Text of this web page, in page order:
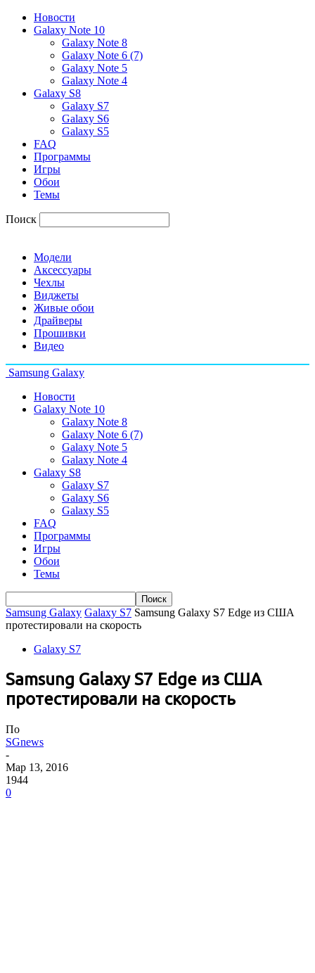
Новости
Galaxy Note 10
Galaxy Note 8
Galaxy Note 6 (7)
Galaxy Note 5
Galaxy Note 4
Galaxy S8
Galaxy S7
Galaxy S6
Galaxy S5
FAQ
Программы
Игры
Обои
Темы
Поиск
Модели
Аксессуары
Чехлы
Виджеты
Живые обои
Драйверы
Прошивки
Видео
Samsung Galaxy
Новости
Galaxy Note 10
Galaxy Note 8
Galaxy Note 6 (7)
Galaxy Note 5
Galaxy Note 4
Galaxy S8
Galaxy S7
Galaxy S6
Galaxy S5
FAQ
Программы
Игры
Обои
Темы
Samsung Galaxy Galaxy S7 Samsung Galaxy S7 Edge из США
протестировали на скорость
Galaxy S7
Samsung Galaxy S7 Edge из США
протестировали на скорость
По
SGnews
-
Мар 13, 2016
1944
0